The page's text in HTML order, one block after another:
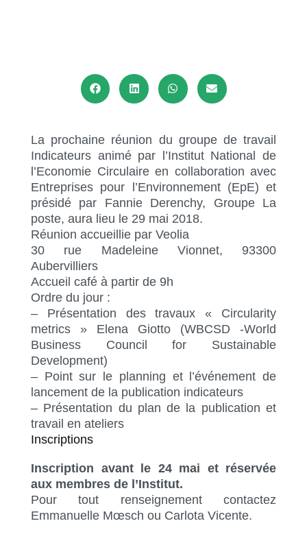
La prochaine réunion du groupe de travail
Indicateurs animé par l’Institut National de
l’Economie Circulaire en collaboration avec
Entreprises pour l’Environnement (EpE) et
présidé par Fannie Derenchy, Groupe La
poste, aura lieu le 29 mai 2018.
Réunion accueillie par Veolia
30 rue Madeleine Vionnet, 93300
Aubervilliers
Accueil café à partir de 9h
Ordre du jour :
– Présentation des travaux « Circularity
metrics » Elena Giotto (WBCSD -World
Business Council for Sustainable
Development)
– Point sur le planning et l’événement de
lancement de la publication indicateurs
– Présentation du plan de la publication et
travail en ateliers
Inscriptions
Inscription avant le 24 mai et réservée
aux membres de l’Institut.
Pour tout renseignement contactez
Emmanuelle Mœsch ou Carlota Vicente.